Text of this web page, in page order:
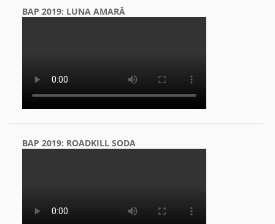
BAP 2019: LUNA AMARĂ
BAP 2019: ROADKILL SODA